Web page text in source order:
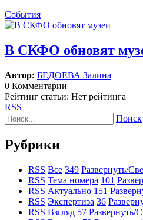
События
В СКФО обновят
Автор: БЕДОЕВА Залина
0 Комментарии
Рейтинг статьи: Нет рейтинга
RSS
Поиск
Рубрики
RSS Все 349 Развернуть/
RSS Тема номера 101
RSS Актуально 151
RSS Экспертиза 36
RSS Взгляд 57 Развернуть/